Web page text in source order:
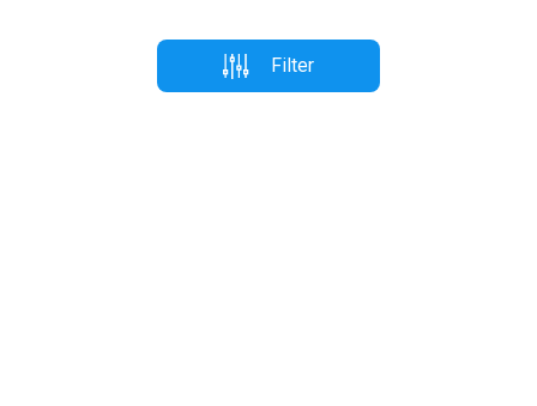
Filter